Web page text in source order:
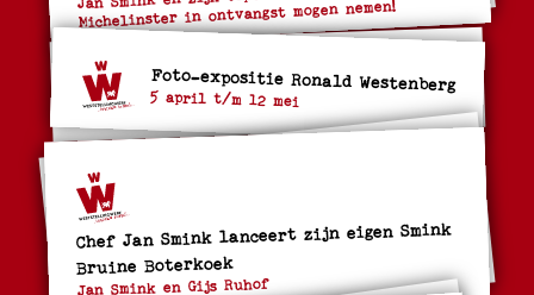
Michelinster in ontvangst mogen nemen!
Foto-expositie Ronald Westenberg
5 april t/m 12 mei
Chef Jan Smink lanceert zijn eigen Smink
Bruine Boterkoek
Jan Smink en Gijs Ruhof